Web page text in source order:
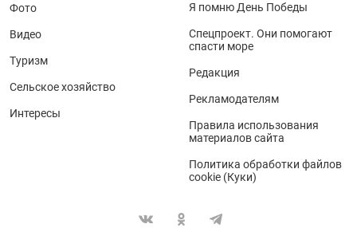
Фото
Видео
Туризм
Сельское хозяйство
Интересы
Я помню День Победы
Спецпроект. Они помогают
спасти море
Редакция
Рекламодателям
Правила использования
материалов сайта
Политика обработки файлов
cookie (Куки)